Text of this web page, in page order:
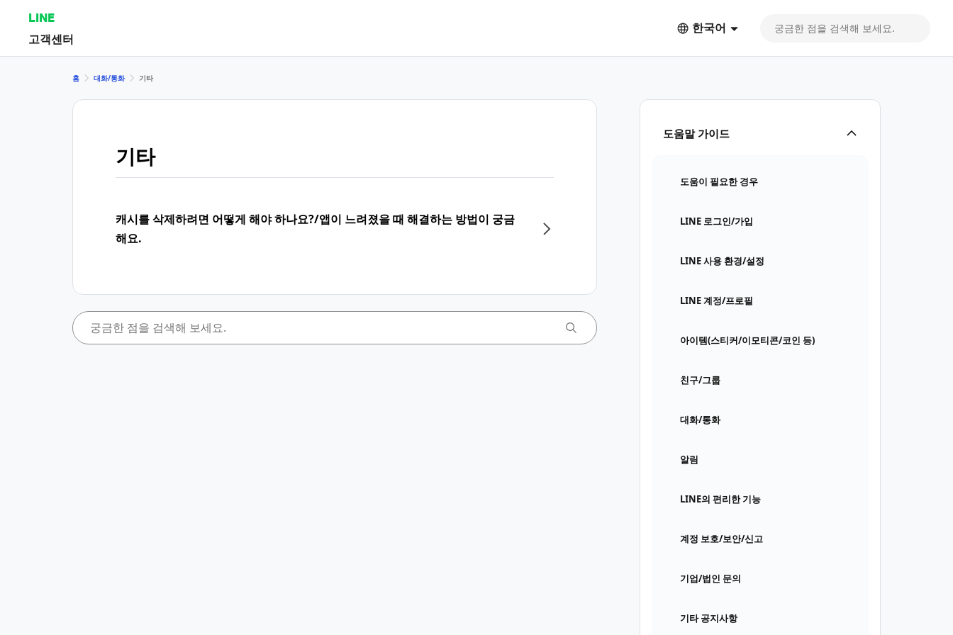
LINE
고객센터
한국어
도움말 가이드
도움이 필요한 경우
LINE 로그인/가입
LINE 사용 환경/설정
LINE 계정/프로필
아이템(스티커/이모티콘/코인 등)
친구/그룹
대화/통화
알림
LINE의 편리한 기능
계정 보호/보안/신고
기업/법인 문의
기타 공지사항
홈 대화/통화 기타
기타
캐시를 삭제하려면 어떻게 해야 하나요?/앱이 느려졌을 때 해결하는 방법이 궁금
해요.